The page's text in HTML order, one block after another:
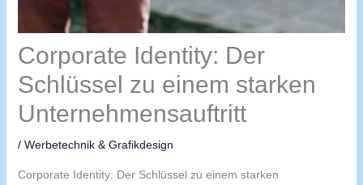
Corporate Identity: Der
Schlüssel zu einem starken
Unternehmensauftritt
/ Werbetechnik & Grafikdesign
Corporate Identity: Der Schlüssel zu einem starken